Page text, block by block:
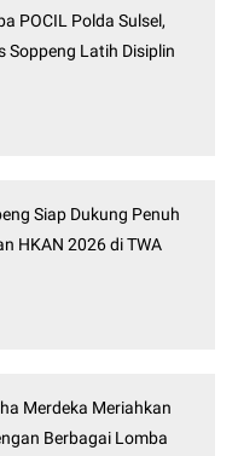
POCIL Polda Sulsel,
Soppeng Latih Disiplin
Siap Dukung Penuh
HKAN 2026 di TWA
Merdeka Meriahkan
Berbagai Lomba